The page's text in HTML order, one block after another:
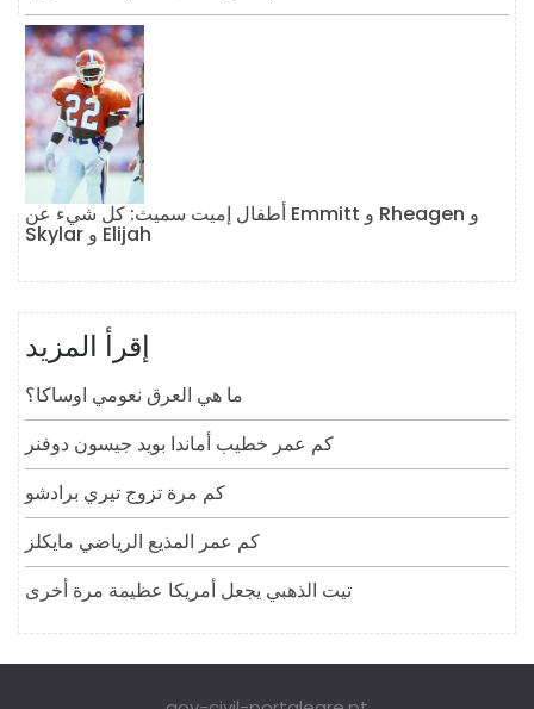
أطفال إميت سميث: كل شيء عن Emmitt و Rheagen و
Skylar و Elijah
إقرأ المزيد
ما هي العرق نعومي اوساكا؟
كم عمر خطيب أماندا بويد جيسون دوفنر
كم مرة تزوج تيري برادشو
كم عمر المذيع الرياضي مايكلز
تيت الذهبي يجعل أمريكا عظيمة مرة أخرى